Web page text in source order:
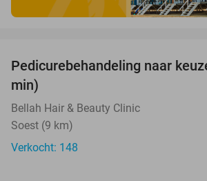
Pedicurebehandeling naar
min)
Bellah Hair & Beauty Clinic
Soest (9 km)
Verkocht: 148